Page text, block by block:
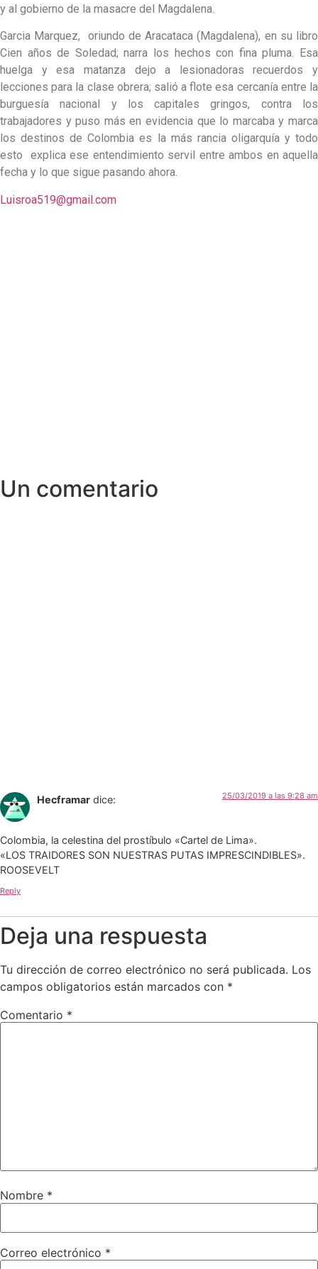
y al gobierno de la masacre del Magdalena.
Garcia Marquez, oriundo de Aracataca (Magdalena), en su libro
Cien años de Soledad; narra los hechos con fina pluma. Esa
huelga y esa matanza dejo a lesionadoras recuerdos y
lecciones para la clase obrera; salió a flote esa cercanía entre la
burguesía nacional y los capitales gringos, contra los
trabajadores y puso más en evidencia que lo marcaba y marca
los destinos de Colombia es la más rancia oligarquía y todo
esto explica ese entendimiento servil entre ambos en aquella
fecha y lo que sigue pasando ahora.
Luisroa519@gmail.com
Un comentario
Hecframar dice: 25/03/2019 a las 9:28 am
Colombia, la celestina del prostíbulo «Cartel de Lima».
«LOS TRAIDORES SON NUESTRAS PUTAS IMPRESCINDIBLES».
ROOSEVELT
Reply
Deja una respuesta
Tu dirección de correo electrónico no será publicada. Los
campos obligatorios están marcados con *
Comentario *
Nombre *
Correo electrónico *